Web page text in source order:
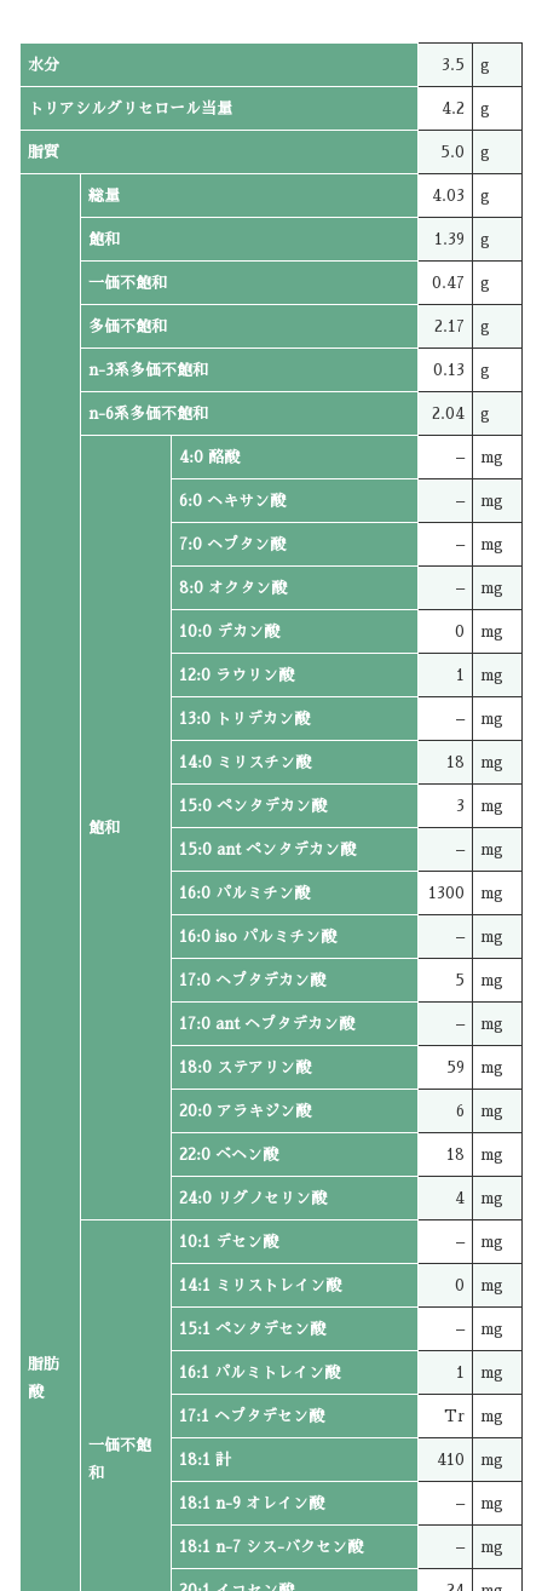
水分 3.5 g
トリアシルグリセロール当量 4.2 g
脂質 5.0 g
脂肪
酸
総量 4.03 g
飽和 1.39 g
一価不飽和 0.47 g
多価不飽和 2.17 g
n-3系多価不飽和 0.13 g
n-6系多価不飽和 2.04 g
飽和
4:0 酪酸 – mg
6:0 ヘキサン酸 – mg
7:0 ヘプタン酸 – mg
8:0 オクタン酸 – mg
10:0 デカン酸 0 mg
12:0 ラウリン酸 1 mg
13:0 トリデカン酸 – mg
14:0 ミリスチン酸 18 mg
15:0 ペンタデカン酸 3 mg
15:0 ant ペンタデカン酸 – mg
16:0 パルミチン酸 1300 mg
16:0 iso パルミチン酸 – mg
17:0 ヘプタデカン酸 5 mg
17:0 ant ヘプタデカン酸 – mg
18:0 ステアリン酸 59 mg
20:0 アラキジン酸 6 mg
22:0 ベヘン酸 18 mg
24:0 リグノセリン酸 4 mg
一価不飽
和
10:1 デセン酸 – mg
14:1 ミリストレイン酸 0 mg
15:1 ペンタデセン酸 – mg
16:1 パルミトレイン酸 1 mg
17:1 ヘプタデセン酸 Tr mg
18:1 計 410 mg
18:1 n-9 オレイン酸 – mg
18:1 n-7 シス-バクセン酸 – mg